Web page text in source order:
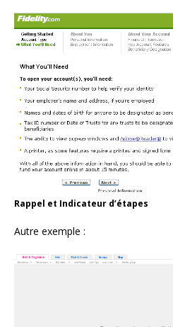
Rappel et Indicateur d’étapes
Autre exemple :